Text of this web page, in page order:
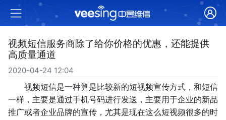
视频短信服务商除了给你价格的优惠，还能提供
高质量通道
2020-04-24 12:04
视频短信是一种算是比较新的短视频宣传方式，和短信
一样，主要是通过手机号码进行发送，主要用于企业的新品
推广或者企业品牌的宣传，尤其是现在这么短视频很多的时